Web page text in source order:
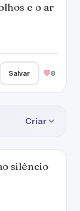
e o ar
Salvar 8
Criar
silêncio